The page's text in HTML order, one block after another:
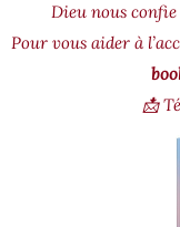
Dieu nous
Pour vous aider à
📩